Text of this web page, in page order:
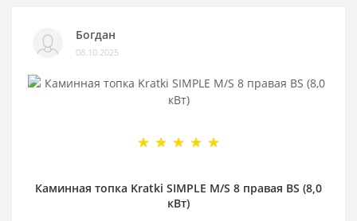
Богдан
08.10.2025
Каминная топка Kratki SIMPLE M/S 8 правая BS (8,0
кВт)